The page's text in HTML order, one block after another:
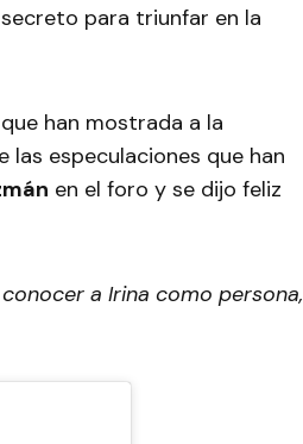
para triunfar en la
han mostrada a la
especulaciones que han
en el foro y se dijo feliz
a Irina como persona,